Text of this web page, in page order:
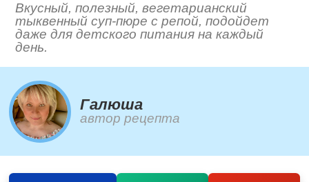
Вкусный, полезный, вегетарианский
тыквенный суп-пюре с репой, подойдет
даже для детского питания на каждый
день.
Галюша
автор рецепта